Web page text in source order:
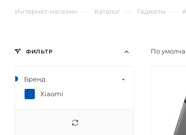
Интернет-магазин Каталог Гаджеты
По
ФИЛЬТР
Бренд
Xiaomi